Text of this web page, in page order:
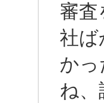
審査
社ば
かっ
ね、